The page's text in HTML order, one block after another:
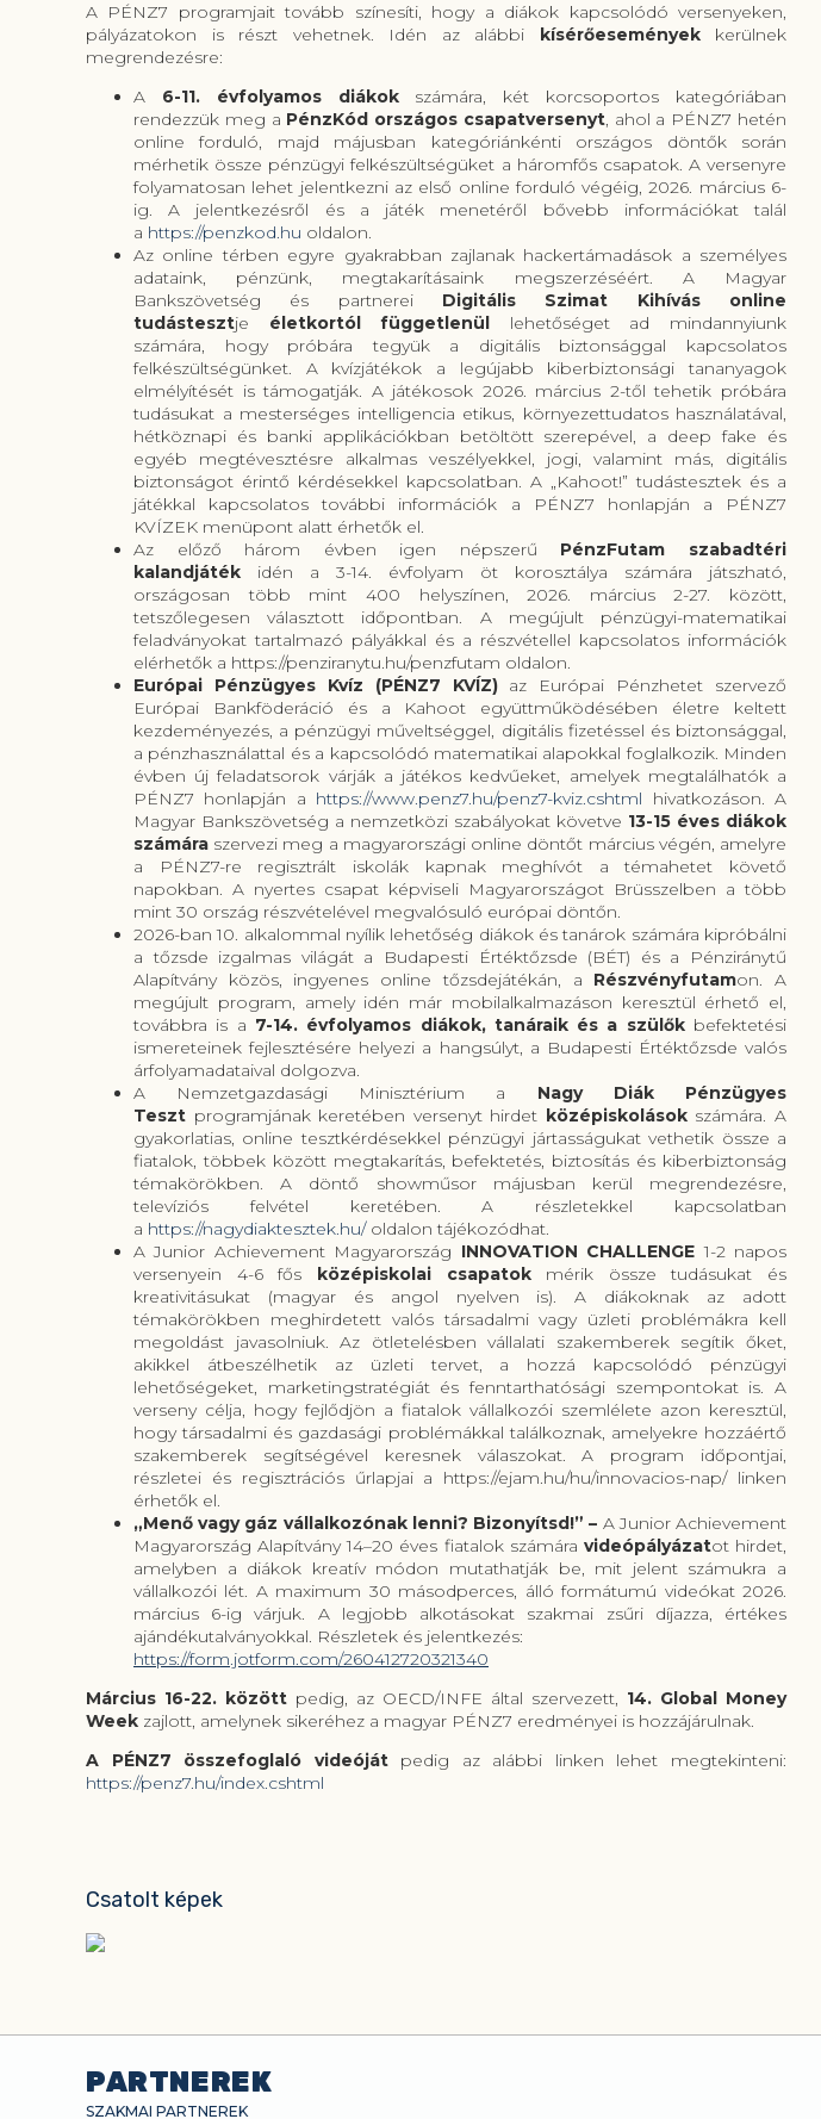
A PÉNZ7 programjait tovább színesíti, hogy a diákok kapcsolódó versenyeken,
pályázatokon is részt vehetnek.
Idén az alábbi kísérőeseményekkerülnek
megrendezésre:
A 6-11. évfolyamos diákokszámára, két korcsoportos kategóriában
rendezzük meg a PénzKód országos csapatversenyt, ahol a PÉNZ7 hetén
online forduló, majd májusban kategóriánkénti országos döntők során
mérhetik össze pénzügyi felkészültségüket a háromfős csapatok. A versenyre
folyamatosan lehet jelentkezni az első online forduló végéig, 2026. március 6-
ig. A jelentkezésről és a játék menetéről bővebb információkat talál
a https://penzkod.hu oldalon.
Az online térben egyre gyakrabban zajlanak hackertámadások a személyes
adataink, pénzünk, megtakarításaink megszerzéséért. A Magyar
Bankszövetség és partnerei
Digitális Szimat Kihívás online
tudástesztje életkortól függetlenül
lehetőséget ad mindannyiunk
számára, hogy próbára tegyük a digitális biztonsággal kapcsolatos
felkészültségünket. A kvízjátékok a legújabb kiberbiztonsági tananyagok
elmélyítését is támogatják. A játékosok 2026. március 2-től tehetik próbára
tudásukat a mesterséges intelligencia etikus, környezettudatos használatával,
hétköznapi és banki applikációkban betöltött szerepével, a deep fake és
egyéb megtévesztésre alkalmas veszélyekkel, jogi, valamint más, digitális
biztonságot érintő kérdésekkel kapcsolatban. A „Kahoot!” tudástesztek és a
játékkal kapcsolatos további információk a PÉNZ7 honlapján a PÉNZ7
KVÍZEK menüpont alatt érhetők el.
Az előző három évben igen népszerű
PénzFutam szabadtéri
kalandjáték
idén a 3-14. évfolyam öt korosztálya számára játszható,
országosan több mint 400 helyszínen, 2026. március 2-27. között,
tetszőlegesen választott időpontban. A megújult pénzügyi-matematikai
feladványokat tartalmazó pályákkal és a részvétellel kapcsolatos információk
elérhetők a https://penziranytu.hu/penzfutam oldalon.
Európai Pénzügyes Kvíz (PÉNZ7 KVÍZ) az Európai Pénzhetet szervező
Európai Bankföderáció és a Kahoot együttműködésében életre keltett
kezdeményezés, a pénzügyi műveltséggel, digitális fizetéssel és biztonsággal,
a pénzhasználattal és a kapcsolódó matematikai alapokkal foglalkozik. Minden
évben új feladatsorok várják a játékos kedvűeket, amelyek megtalálhatók a
PÉNZ7 honlapján a https://www.penz7.hu/penz7-kviz.cshtml hivatkozáson. A
Magyar Bankszövetség a nemzetközi szabályokat követve 13-15 éves diákok
számára szervezi meg a magyarországi online döntőt március végén, amelyre
a PÉNZ7-re regisztrált iskolák kapnak meghívót a témahetet követő
napokban. A nyertes csapat képviseli Magyarországot Brüsszelben a több
mint 30 ország részvételével megvalósuló európai döntőn.
2026-ban 10. alkalommal nyílik lehetőség diákok és tanárok számára kipróbálni
a tőzsde izgalmas világát a Budapesti Értéktőzsde (BÉT) és a Pénziránytű
Alapítvány közös, ingyenes online tőzsdejátékán, a
Részvényfutamon. A
megújult program, amely idén már mobilalkalmazáson keresztül érhető el,
továbbra is a 7-14. évfolyamos diákok, tanáraik és a szülők befektetési
ismereteinek fejlesztésére helyezi a hangsúlyt, a Budapesti Értéktőzsde valós
árfolyamadataival dolgozva.
A Nemzetgazdasági Minisztérium a
Nagy Diák Pénzügyes
Teszt programjának keretében versenyt hirdet középiskolások számára. A
gyakorlatias, online tesztkérdésekkel pénzügyi jártasságukat vethetik össze a
fiatalok, többek között megtakarítás, befektetés, biztosítás és kiberbiztonság
témakörökben. A döntő showműsor májusban kerül megrendezésre,
televíziós felvétel keretében. A részletekkel kapcsolatban
a https://nagydiaktesztek.hu/ oldalon tájékozódhat.
A Junior Achievement Magyarország INNOVATION CHALLENGE 1-2 napos
versenyein 4-6 fős
középiskolai csapatok
mérik össze tudásukat és
kreativitásukat (magyar és angol nyelven is). A diákoknak az adott
témakörökben meghirdetett valós társadalmi vagy üzleti problémákra kell
megoldást javasolniuk. Az ötletelésben vállalati szakemberek segítik őket,
akikkel átbeszélhetik az üzleti tervet, a hozzá kapcsolódó pénzügyi
lehetőségeket, marketingstratégiát és fenntarthatósági szempontokat is. A
verseny célja, hogy fejlődjön a fiatalok vállalkozói szemlélete azon keresztül,
hogy társadalmi és gazdasági problémákkal találkoznak, amelyekre hozzáértő
szakemberek segítségével keresnek válaszokat. A program időpontjai,
részletei és regisztrációs űrlapjai a https://ejam.hu/hu/innovacios-nap/ linken
érhetők el.
„Menő vagy gáz vállalkozónak lenni? Bizonyítsd!” – A Junior Achievement
Magyarország Alapítvány 14–20 éves fiatalok számára videópályázatot hirdet,
amelyben a diákok kreatív módon mutathatják be, mit jelent számukra a
vállalkozói lét. A maximum 30 másodperces, álló formátumú videókat 2026.
március 6-ig várjuk. A legjobb alkotásokat szakmai zsűri díjazza, értékes
ajándékutalványokkal. Részletek és jelentkezés:
https://form.jotform.com/260412720321340
Március 16-22. között pedig, az OECD/INFE által szervezett, 14. Global Money
Week zajlott, amelynek sikeréhez a magyar PÉNZ7 eredményei is hozzájárulnak.
A PÉNZ7 összefoglaló videójátpedig az alábbi linken lehet megtekinteni:
https://penz7.hu/index.cshtml
Csatolt képek
PARTNEREK
SZAKMAI PARTNEREK